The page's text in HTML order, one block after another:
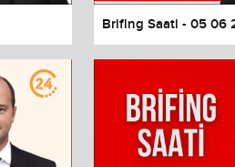
Brifing Saati - 05 06